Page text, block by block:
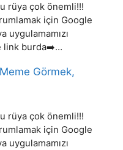
rüya çok önemli!!!
için Google
uygulamamızı
link burda➡️…
Görmek,
rüya çok önemli!!!
için Google
uygulamamızı